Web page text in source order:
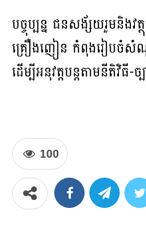
បច្ចុប្បន្ន ជនសង័្សយរួមនិងវ
គ្រឿងញៀន កំពុងរៀបចំសំណុំ
ដើម្បីអនុវត្តបន្តតាមនីតិវិធី-
100